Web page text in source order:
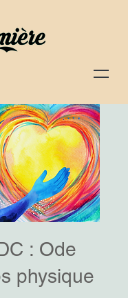
: Ode
physique